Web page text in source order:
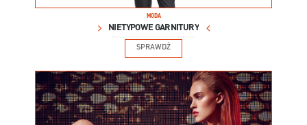
MODA
NIETYPOWE GARNITURY
SPRAWDŹ